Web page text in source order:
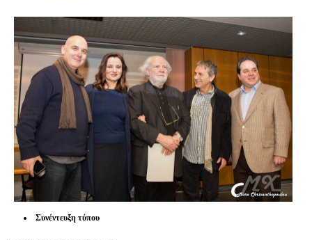
Συνέντευξη τύπου